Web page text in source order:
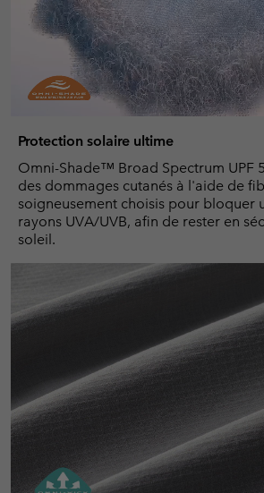
Protection solaire ultime
Omni-Shade™ Broad Spectrum UPF
des dommages cutanés à l'aide de
soigneusement choisis pour bloquer
rayons UVA/UVB, afin de rester en
soleil.